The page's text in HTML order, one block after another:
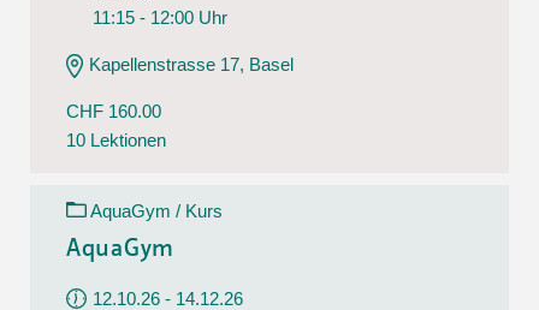
11:15 - 12:00 Uhr
Kapellenstrasse 17, Basel
CHF 160.00
10 Lektionen
AquaGym / Kurs
AquaGym
12.10.26 - 14.12.26